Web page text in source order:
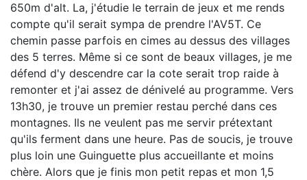
650m d'alt. La, j'étudie le terrain de jeux et me rends
compte qu'il serait sympa de prendre l'AV5T. Ce
chemin passe parfois en cimes au dessus des villages
des 5 terres. Même si ce sont de beaux villages, je me
défend d'y descendre car la cote serait trop raide à
remonter et j'ai assez de dénivelé au programme. Vers
13h30, je trouve un premier restau perché dans ces
montagnes. Ils ne veulent pas me servir prétextant
qu'ils ferment dans une heure. Pas de soucis, je trouve
plus loin une Guinguette plus accueillante et moins
chère. Alors que je finis mon petit repas et mon 1,5